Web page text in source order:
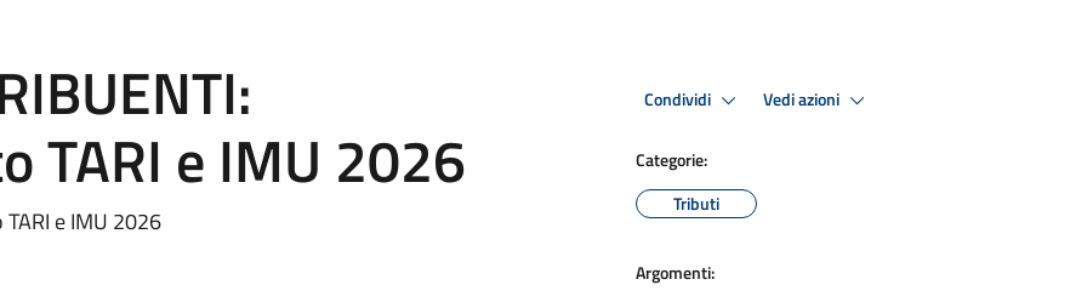
TARI e IMU 2026
TARI e IMU 2026
Condividi Vedi azioni
Categorie:
Tributi
Argomenti: